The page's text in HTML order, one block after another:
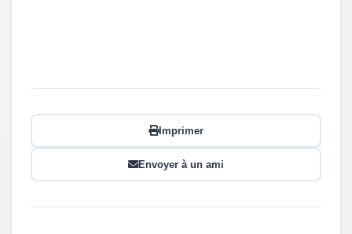
Imprimer
Envoyer à un ami